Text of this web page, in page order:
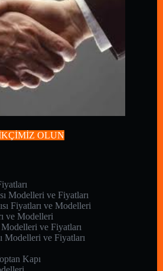
OLUN
Modelleri ve Fiyatları
Fiyatları ve Modelleri
ve Modelleri
Modelleri ve Fiyatları
Modelleri ve Fiyatları
Kapı